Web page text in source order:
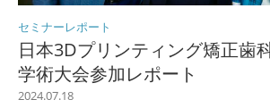
セミナーレポート
日本3Dプリンティング矯正歯
学術大会参加レポート
2024.07.18